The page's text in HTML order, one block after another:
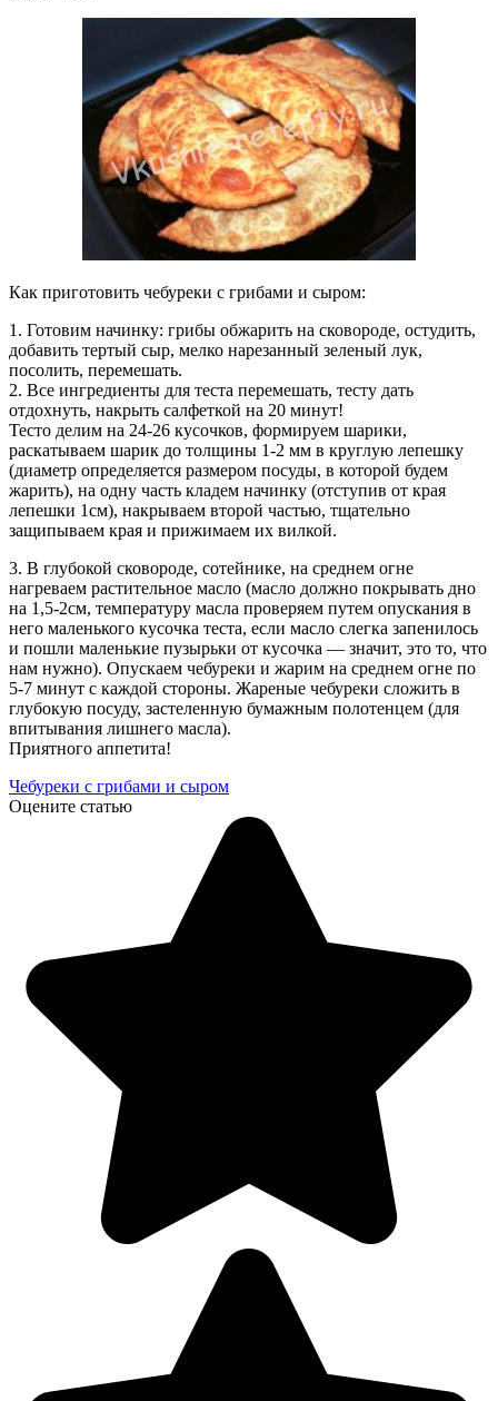
Как приготовить чебуреки с грибами и сыром:
1. Готовим начинку: грибы обжарить на сковороде, остудить,
добавить тертый сыр, мелко нарезанный зеленый лук,
посолить, перемешать.
2. Все ингредиенты для теста перемешать, тесту дать
отдохнуть, накрыть салфеткой на 20 минут!
Тесто делим на 24-26 кусочков, формируем шарики,
раскатываем шарик до толщины 1-2 мм в круглую лепешку
(диаметр определяется размером посуды, в которой будем
жарить), на одну часть кладем начинку (отступив от края
лепешки 1см), накрываем второй частью, тщательно
защипываем края и прижимаем их вилкой.
3. В глубокой сковороде, сотейнике, на среднем огне
нагреваем растительное масло (масло должно покрывать дно
на 1,5-2см, температуру масла проверяем путем опускания в
него маленького кусочка теста, если масло слегка запенилось
и пошли маленькие пузырьки от кусочка — значит, это то, что
нам нужно). Опускаем чебуреки и жарим на среднем огне по
5-7 минут с каждой стороны. Жареные чебуреки сложить в
глубокую посуду, застеленную бумажным полотенцем (для
впитывания лишнего масла).
Приятного аппетита!
Чебуреки с грибами и сыром
Оцените статью